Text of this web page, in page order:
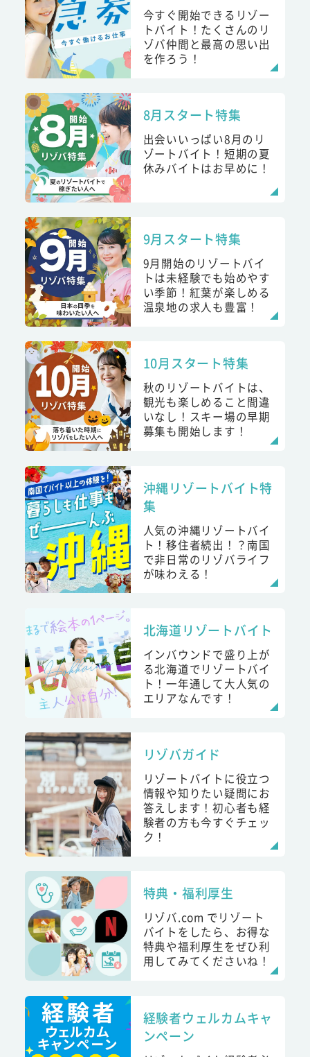
今すぐ開始できるリゾー
トバイト！たくさんのリ
ゾバ仲間と最高の思い出
を作ろう！
8月スタート特集
出会いいっぱい8月のリ
ゾートバイト！短期の夏
休みバイトはお早めに！
9月スタート特集
9月開始のリゾートバイ
トは未経験でも始めやす
い季節！紅葉が楽しめる
温泉地の求人も豊富！
10月スタート特集
秋のリゾートバイトは、
観光も楽しめること間違
いなし！スキー場の早期
募集も開始します！
沖縄リゾートバイト特
集
人気の沖縄リゾートバイ
ト！移住者続出！？南国
で非日常のリゾバライフ
が味わえる！
北海道リゾートバイト
インバウンドで盛り上が
る北海道でリゾートバイ
ト！一年通して大人気の
エリアなんです！
リゾバガイド
リゾートバイトに役立つ
情報や知りたい疑問にお
答えします！初心者も経
験者の方も今すぐチェッ
ク！
特典・福利厚生
リゾバ.com でリゾート
バイトをしたら、お得な
特典や福利厚生をぜひ利
用してみてくださいね！
経験者ウェルカムキャ
ンペーン